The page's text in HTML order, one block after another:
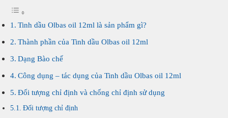
Tinh dầu Olbas oil 12ml là sản phẩm gì?
Thành phần của Tinh dầu Olbas oil 12ml
Dạng Bào chế
Công dụng – tác dụng của Tinh dầu Olbas oil 12ml
Đối tượng chỉ định và chống chỉ định sử dụng
Đối tượng chỉ định